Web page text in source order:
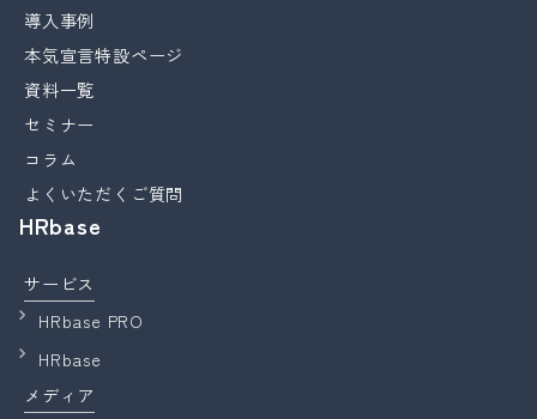
導入事例
本気宣言特設ページ
資料一覧
セミナー
コラム
よくいただくご質問
HRbase
サービス
HRbase PRO
HRbase
メディア